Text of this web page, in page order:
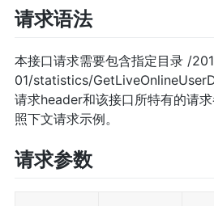
请求语法
本接口请求需要包含指定目录 /
01/statistics/
请求header和该接口所特有的请
照下文请求示例。
请求参数